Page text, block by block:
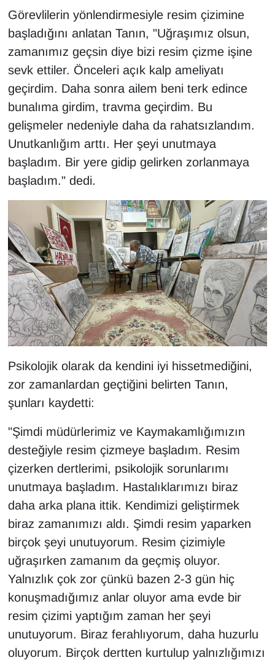
Görevlilerin yönlendirmesiyle resim çizimine
başladığını anlatan Tanın, "Uğraşımız olsun,
zamanımız geçsin diye bizi resim çizme işine
sevk ettiler. Önceleri açık kalp ameliyatı
geçirdim. Daha sonra ailem beni terk edince
bunalıma girdim, travma geçirdim. Bu
gelişmeler nedeniyle daha da rahatsızlandım.
Unutkanlığım arttı. Her şeyi unutmaya
başladım. Bir yere gidip gelirken zorlanmaya
başladım." dedi.
Psikolojik olarak da kendini iyi hissetmediğini,
zor zamanlardan geçtiğini belirten Tanın,
şunları kaydetti:
"Şimdi müdürlerimiz ve Kaymakamlığımızın
desteğiyle resim çizmeye başladım. Resim
çizerken dertlerimi, psikolojik sorunlarımı
unutmaya başladım. Hastalıklarımızı biraz
daha arka plana ittik. Kendimizi geliştirmek
biraz zamanımızı aldı. Şimdi resim yaparken
birçok şeyi unutuyorum. Resim çizimiyle
uğraşırken zamanım da geçmiş oluyor.
Yalnızlık çok zor çünkü bazen 2-3 gün hiç
konuşmadığımız anlar oluyor ama evde bir
resim çizimi yaptığım zaman her şeyi
unutuyorum. Biraz ferahlıyorum, daha huzurlu
oluyorum. Birçok dertten kurtulup yalnızlığımızı